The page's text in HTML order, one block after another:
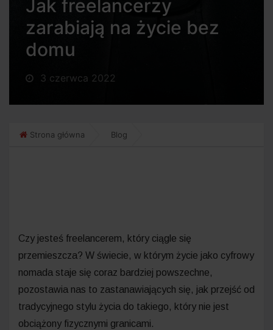
Jak freelancerzy
zarabiają na życie bez
domu
3 czerwca 2022
Strona główna Blog
Czy jesteś freelancerem, który ciągle się
przemieszcza? W świecie, w którym życie jako cyfrowy
nomada staje się coraz bardziej powszechne,
pozostawia nas to zastanawiających się, jak przejść od
tradycyjnego stylu życia do takiego, który nie jest
obciążony fizycznymi granicami.